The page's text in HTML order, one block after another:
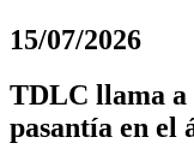
15/07/2026
TDLC llama a
pasantía en el